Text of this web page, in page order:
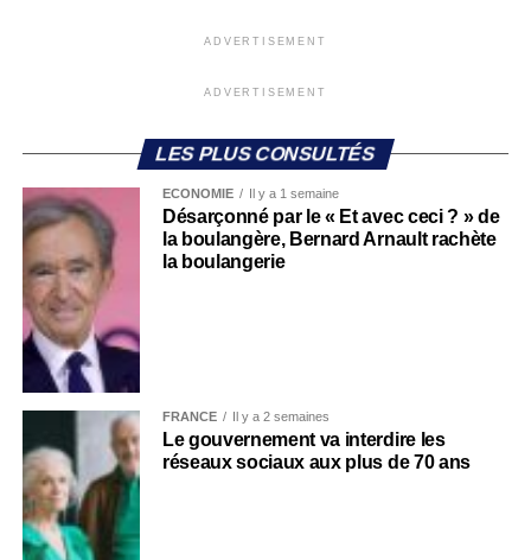
ADVERTISEMENT
ADVERTISEMENT
LES PLUS CONSULTÉS
ECONOMIE Il y a 1 semaine
Désarçonné par le « Et avec ceci ? » de
la boulangère, Bernard Arnault rachète
la boulangerie
FRANCE Il y a 2 semaines
Le gouvernement va interdire les
réseaux sociaux aux plus de 70 ans